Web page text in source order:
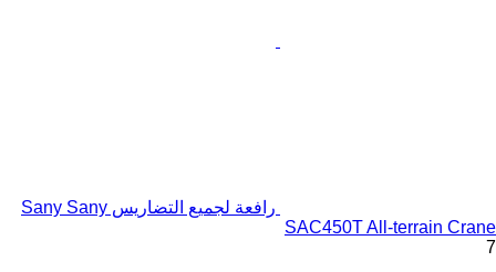
رافعة لجميع التضاريس Sany Sany
SAC450T All-terrain Crane
7